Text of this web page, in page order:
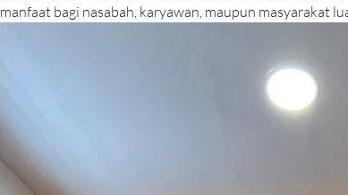
manfaat bagi nasabah, karyawan, maupun masyarakat